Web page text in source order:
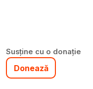
Susține cu o donație
Donează